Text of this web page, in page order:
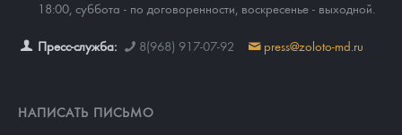
18:00, суббота - по договоренности, воскресенье - выходной.
Пресс-служба: 8(968) 917-07-92 press@zoloto-md.ru
НАПИСАТЬ ПИСЬМО